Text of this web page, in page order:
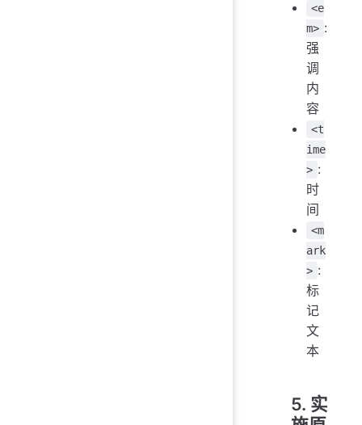
<e
m> :
强
调
内
容
<t
ime
> :
时
间
<m
ark
> :
标
记
文
本
5. 实